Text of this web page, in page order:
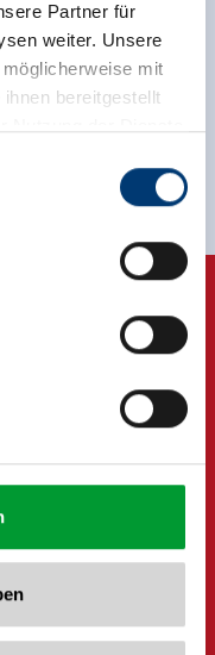
Partner für
weiter. Unsere
mit
bereitgestellt
nieuwsbrief!